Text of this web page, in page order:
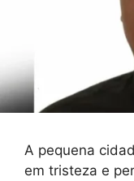
A pequena
em tristeza e